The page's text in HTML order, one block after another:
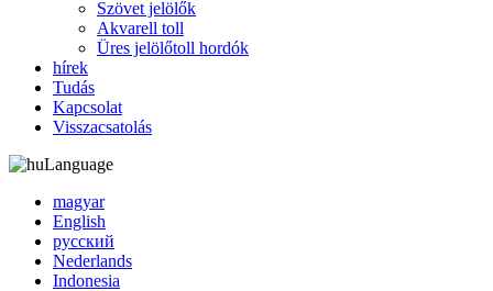
Szövet jelölők
Akvarell toll
Üres jelölőtoll hordók
hírek
Tudás
Kapcsolat
Visszacsatolás
Language
magyar
English
русский
Nederlands
Indonesia